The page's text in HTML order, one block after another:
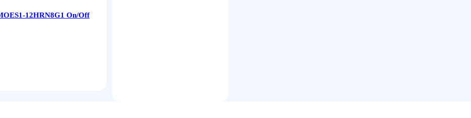
12HRN8G1 On/Off